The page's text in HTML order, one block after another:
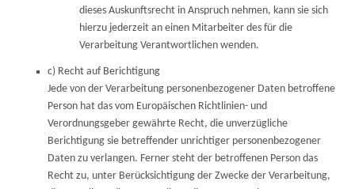
dieses Auskunftsrecht in Anspruch nehmen, kann sie sich
hierzu jederzeit an einen Mitarbeiter des für die
Verarbeitung Verantwortlichen wenden.
c) Recht auf Berichtigung
Jede von der Verarbeitung personenbezogener Daten betroffene
Person hat das vom Europäischen Richtlinien- und
Verordnungsgeber gewährte Recht, die unverzügliche
Berichtigung sie betreffender unrichtiger personenbezogener
Daten zu verlangen. Ferner steht der betroffenen Person das
Recht zu, unter Berücksichtigung der Zwecke der Verarbeitung,